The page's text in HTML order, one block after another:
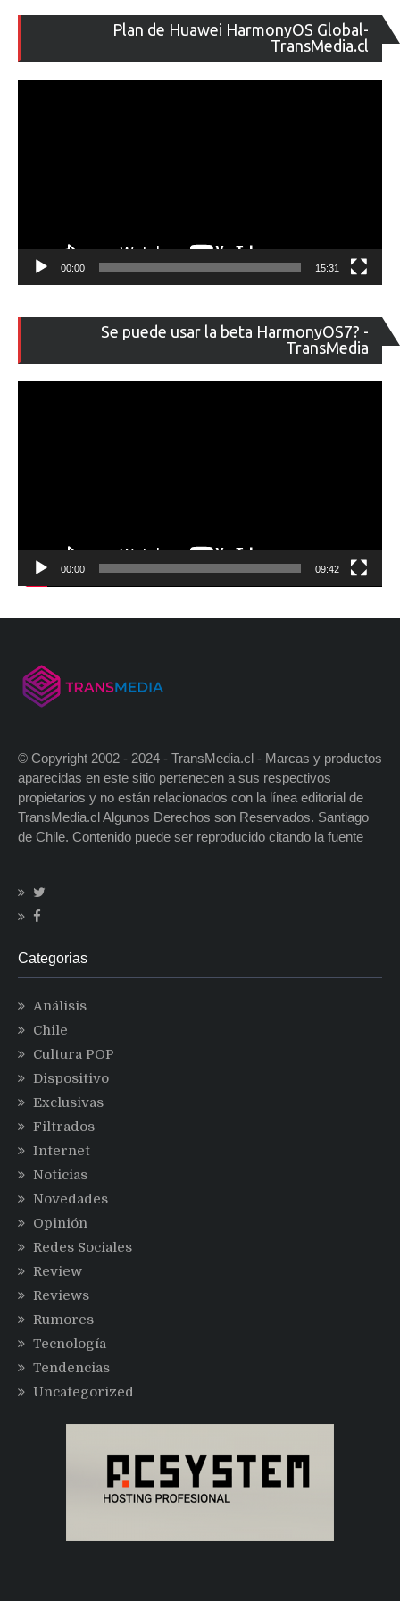
Plan de Huawei HarmonyOS Global-
TransMedia.cl
de
00:00 15:31
Se puede usar la beta HarmonyOS7? -
TransMedia
de
00:00 09:42
© Copyright 2002 - 2024 - TransMedia.cl - Marcas y productos
aparecidas en este sitio pertenecen a sus respectivos
propietarios y no están relacionados con la línea editorial de
TransMedia.cl Algunos Derechos son Reservados. Santiago
de Chile. Contenido puede ser reproducido citando la fuente
Categorias
Análisis
Chile
Cultura POP
Dispositivo
Exclusivas
Filtrados
Internet
Noticias
Novedades
Opinión
Redes Sociales
Review
Reviews
Rumores
Tecnología
Tendencias
Uncategorized